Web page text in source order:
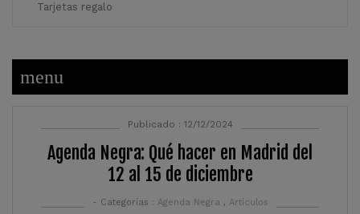
Tarjetas regalo
menu
Publicado : 12/12/2024
Agenda Negra: Qué hacer en Madrid del
12 al 15 de diciembre
- Categorías : Agenda Negra , Artículos